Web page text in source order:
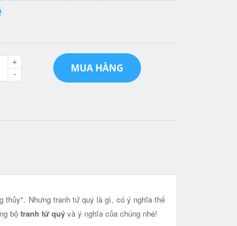
-
+ MUA HÀNG
thủy". Nhưng tranh tứ quý là gì, có ý nghĩa thế
bộ tranh tứ quývà ý nghĩa của chúng nhé!